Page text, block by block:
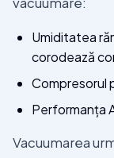
Umiditatea
corodează
Compresorul
Performanța
Vacuumarea